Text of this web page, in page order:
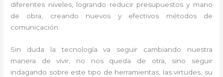
diferentes niveles, logrando reducir presupuestos y mano
de obra, creando nuevos y efectivos métodos de
comunicación.
Sin duda la tecnología va seguir cambiando nuestra
manera de vivir, no nos queda de otra, sino seguir
indagando sobre este tipo de herramientas, las virtudes, su